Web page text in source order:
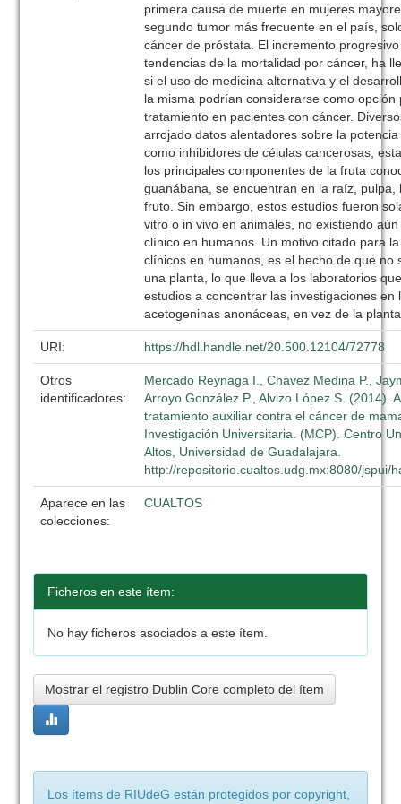
primera causa de muerte en mujeres
segundo tumor más frecuente en el país,
cáncer de próstata. El incremento
tendencias de la mortalidad por cáncer, ha
si el uso de medicina alternativa y el
la misma podrían considerarse como opción
tratamiento en pacientes con cáncer.
arrojado datos alentadores sobre la
como inhibidores de células cancerosas,
los principales componentes de la fruta
guanábana, se encuentran en la raíz, pulpa,
fruto. Sin embargo, estos estudios fueron
vitro o in vivo en animales, no existiendo
clínico en humanos. Un motivo citado para
clínicos en humanos, es el hecho de que no
una planta, lo que lleva a los laboratorios
estudios a concentrar las investigaciones en
acetogeninas anonáceas, en vez de la
URI: https://hdl.handle.net/20.500.12104/72778
Otros
identificadores:
Mercado Reynaga I., Chávez Medina P.,
Arroyo González P., Alvizo López S. (2014).
tratamiento auxiliar contra el cáncer de
Investigación Universitaria. (MCP). Centro
Altos, Universidad de Guadalajara.
http://repositorio.cualtos.udg.mx:8080/jspui/
Aparece en las
colecciones:
CUALTOS
Ficheros en este ítem:
No hay ficheros asociados a este ítem.
Mostrar el registro Dublin Core completo del ítem
Los ítems de RIUdeG están protegidos por copyright,